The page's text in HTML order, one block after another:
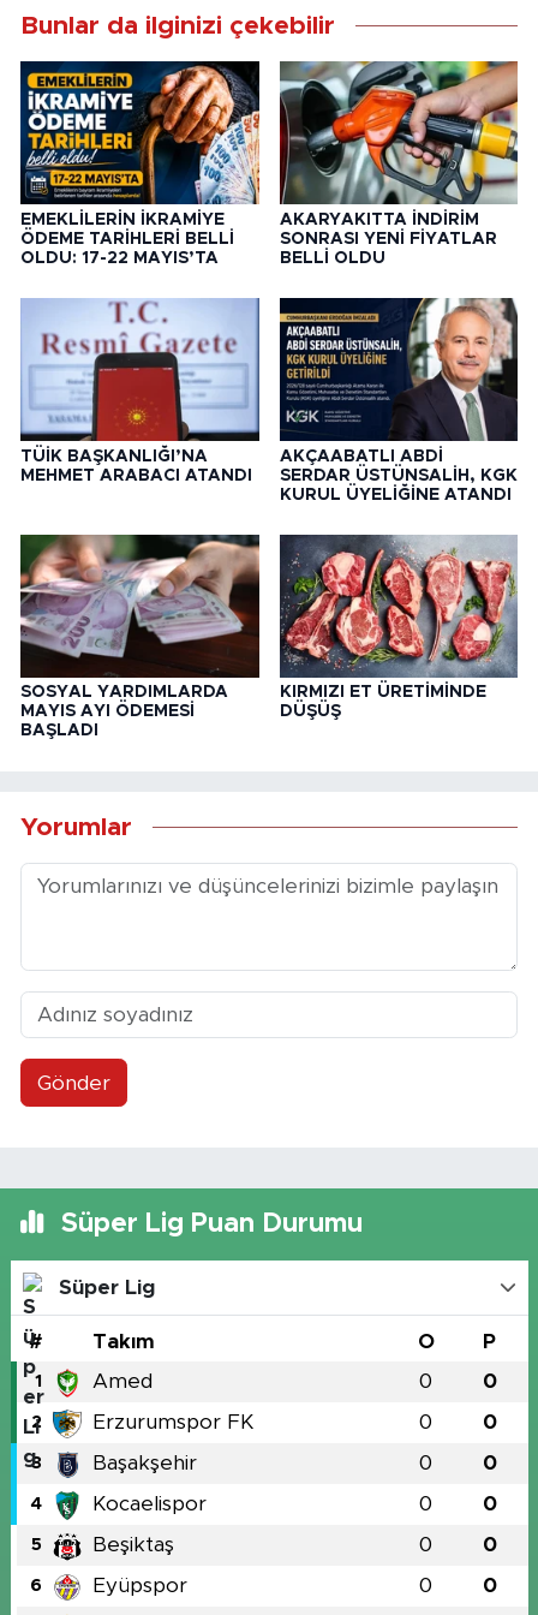
Bunlar da ilginizi çekebilir
EMEKLİLERİN İKRAMİYE
ÖDEME TARİHLERİ BELLİ
OLDU: 17-22 MAYIS’TA
AKARYAKITTA İNDİRİM
SONRASI YENİ FİYATLAR
BELLİ OLDU
TÜİK BAŞKANLIĞI’NA
MEHMET ARABACI ATANDI
AKÇAABATLI ABDİ
SERDAR ÜSTÜNSALİH, KGK
KURUL ÜYELİĞİNE ATANDI
SOSYAL YARDIMLARDA
MAYIS AYI ÖDEMESİ
BAŞLADI
KIRMIZI ET ÜRETİMİNDE
DÜŞÜŞ
Yorumlar
Gönder
Süper Lig Puan Durumu
Süper Lig
# Takım O P
1 Amed 0 0
2 Erzurumspor FK 0 0
3 Başakşehir 0 0
4 Kocaelispor 0 0
5 Beşiktaş 0 0
6 Eyüpspor 0 0